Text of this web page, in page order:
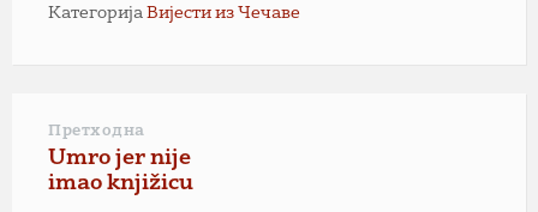
Категорија Вијести из Чечаве
Претходна
Umro jer nije
imao knjižicu